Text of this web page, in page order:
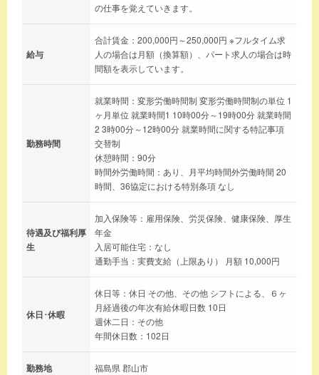
の仕事を覚えていきます。
給与
合計賃金：200,000円～250,000円 ※フルタイム求
人の場合は月額（換算額）、パート求人の場合は時
間額を表示しています。
勤務時間
就業時間：変形労働時間制 変形労働時間制の単位 1
ヶ月単位 就業時間1 10時00分～19時00分 就業時間
2 3時00分～12時00分 就業時間に関する特記事項
交替制
休憩時間：90分
時間外労働時間：あり、月平均時間外労働時間 20
時間、36協定における特別条項 なし
待遇及び福利厚
生
加入保険等：雇用保険、労災保険、健康保険、厚生
年金
入居可能住宅：なし
通勤手当：実費支給（上限あり） 月額 10,000円
休日･休暇
休日等：休日 その他、その他 シフトによる、６ヶ
月経過後の年次有給休暇日数 10日
週休二日：その他
年間休日数：102日
勤務地 福島県 郡山市